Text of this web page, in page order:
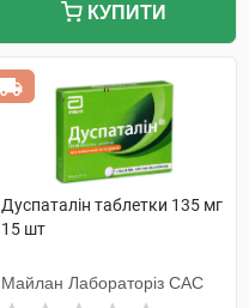
КУПИТИ
Дуспаталін таблетки 135 мг
15 шт
Майлан Лабораторіз САС